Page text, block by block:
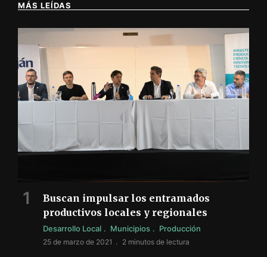
MÁS LEÍDAS
Buscan impulsar los entramados
productivos locales y regionales
Desarrollo Local Municipios Producción
25 de marzo de 2021 2 minutos de lectura